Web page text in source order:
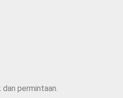
permintaan.